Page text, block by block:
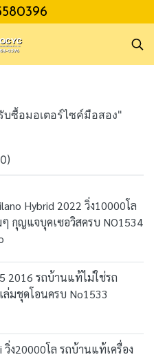
ซื้อมอเตอร์ไซค์มือสอง"
Hybrid 2022 วิ่ง10000โล
กุญแจบุคเซอวิสครบ NO1534
2016 รถบ้านแท้ไม่ใช่รถ
ล่มชุดโอนครบ No1533
วิ่ง20000โล รถบ้านแท้เครื่อง